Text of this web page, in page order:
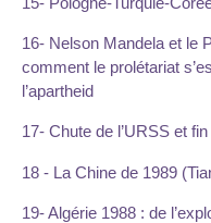
16- Nelson Mandela et le
comment le prolétariat
l’apartheid
17- Chute de l’URSS et
18 - La Chine de 1989
19- Algérie 1988 : de